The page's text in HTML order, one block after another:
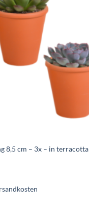
8,5 cm – 3x – in terracotta